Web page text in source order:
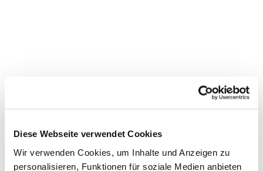
Diese Webseite verwendet Cookies
Wir verwenden Cookies, um Inhalte und Anzeigen zu
personalisieren, Funktionen für soziale Medien anbieten